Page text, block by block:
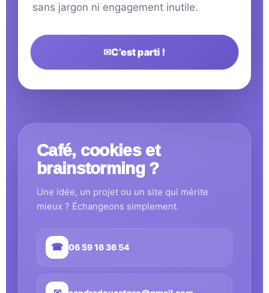
sans jargon ni engagement inutile.
✉C’est parti !
Café, cookies et
brainstorming ?
Une idée, un projet ou un site qui mérite
mieux ? Échangeons simplement.
☎ 06 59 16 36 54